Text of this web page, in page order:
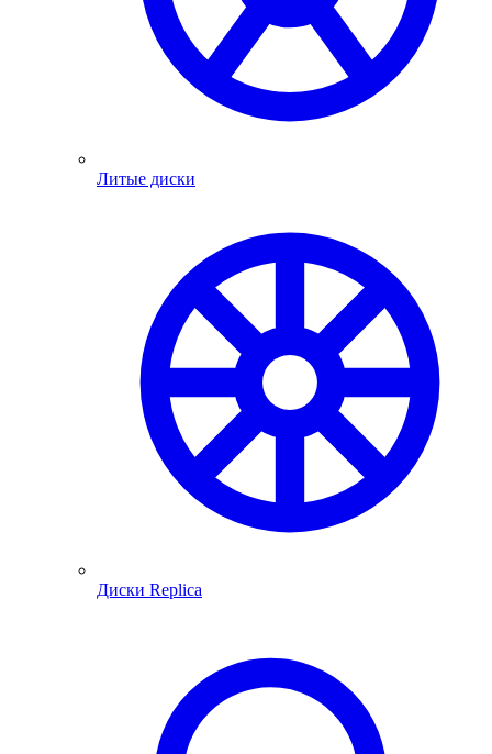
Литые диски
Диски Replica